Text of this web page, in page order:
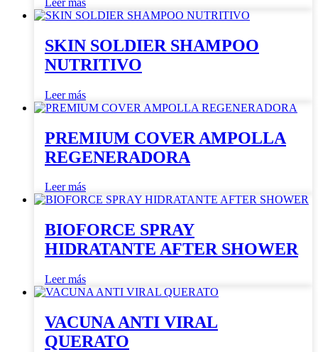
SKIN SOLDIER SHAMPOO
NUTRITIVO
Leer más
PREMIUM COVER AMPOLLA
REGENERADORA
Leer más
BIOFORCE SPRAY
HIDRATANTE AFTER SHOWER
Leer más
VACUNA ANTI VIRAL
QUERATO